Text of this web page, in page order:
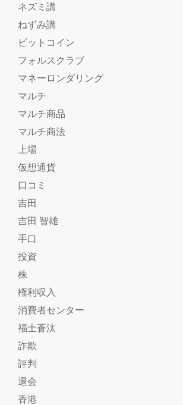
ネズミ講
ねずみ講
ビットコイン
フォルスクラブ
マネーロンダリング
マルチ
マルチ商品
マルチ商法
上場
仮想通貨
口コミ
吉田
吉田 智雄
手口
投資
株
権利収入
消費者センター
福士蒼汰
詐欺
評判
退会
香港